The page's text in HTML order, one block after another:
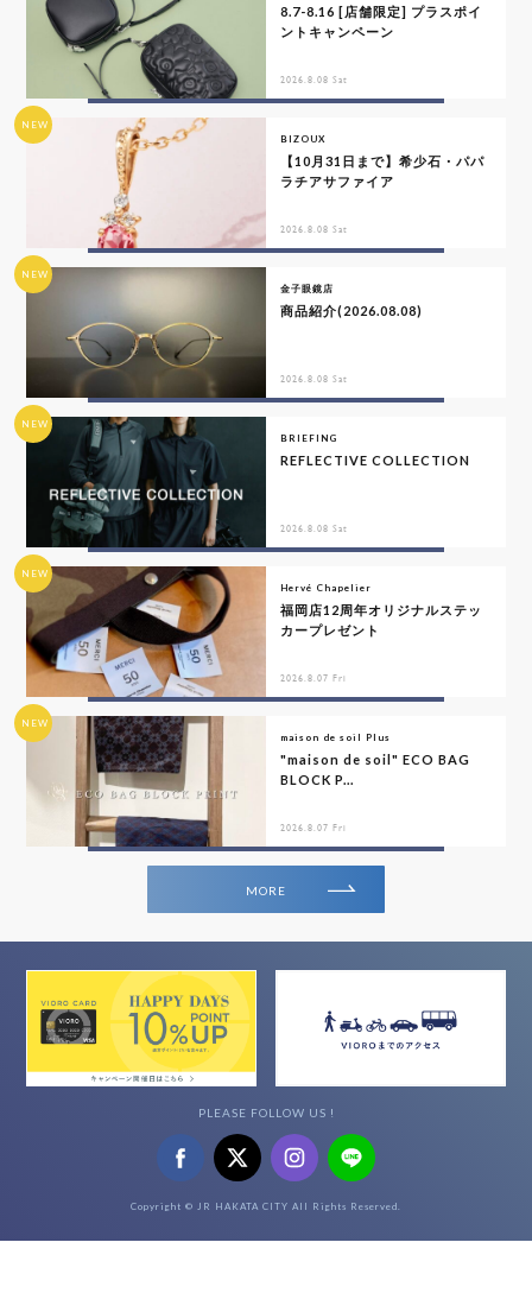
8.7-8.16 [店舗限定] プラスポイ
ントキャンペーン
2026.8.08 Sat
NEW
BIZOUX
【10月31日まで】希少石・パパ
ラチアサファイア
2026.8.08 Sat
NEW
金子眼鏡店
商品紹介(2026.08.08)
2026.8.08 Sat
NEW
BRIEFING
REFLECTIVE COLLECTION
2026.8.08 Sat
NEW
Hervé Chapelier
福岡店12周年オリジナルステッ
カープレゼント
2026.8.07 Fri
NEW
maison de soil Plus
"maison de soil" ECO BAG
BLOCK P...
2026.8.07 Fri
MORE
PLEASE FOLLOW US !
Copyright © JR HAKATA CITY All Rights Reserved.